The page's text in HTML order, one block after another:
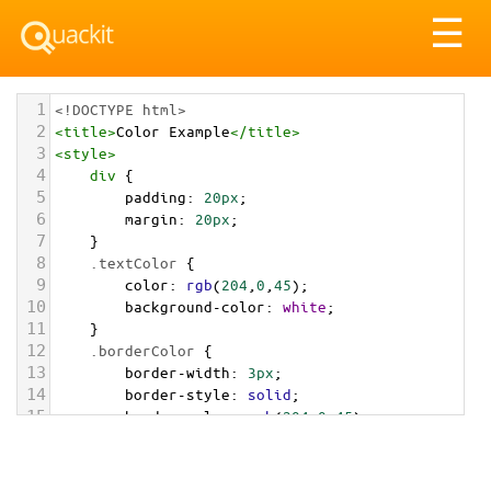
☰
1 <!DOCTYPE html>
2 <title>Color Example</title>
3 <style>
4 div {
5 padding: 20px;
6 margin: 20px;
7 }
8 .textColor {
9 color: rgb(204 0 45);
10 background-color: white;
11 }
12 .borderColor {
13 border-width: 3px;
14 border-style: solid;
15 border-color: rgb(204,0,45);